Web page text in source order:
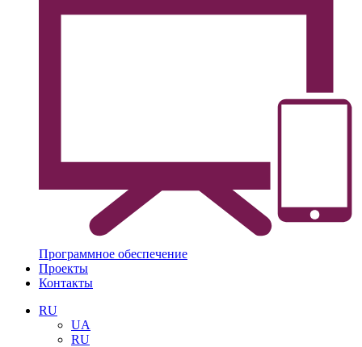
Программное обеспечение
Проекты
Контакты
RU
UA
RU